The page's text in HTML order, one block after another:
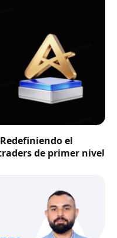
el
de primer nivel